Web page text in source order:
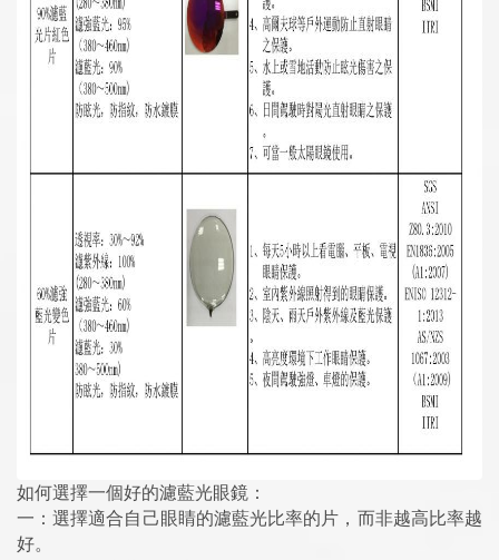
如何選擇一個好的濾藍光眼鏡：
一：選擇適合自己眼睛的濾藍光比率的片，而非越高比率越
好。